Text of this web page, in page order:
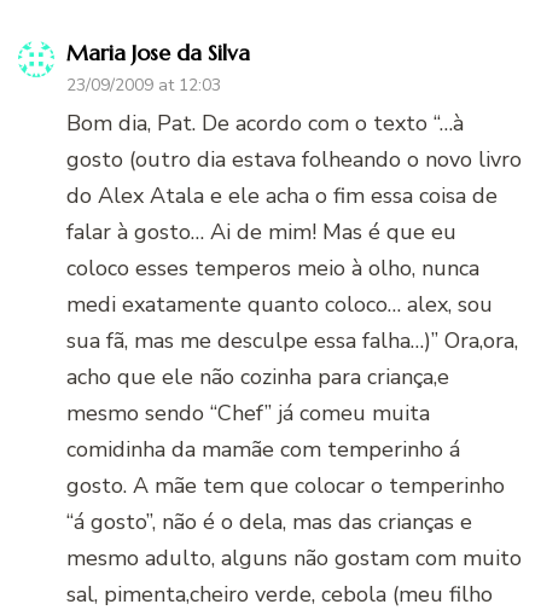
Maria Jose da Silva
23/09/2009 at 12:03
Bom dia, Pat. De acordo com o texto “…à
gosto (outro dia estava folheando o novo livro
do Alex Atala e ele acha o fim essa coisa de
falar à gosto… Ai de mim! Mas é que eu
coloco esses temperos meio à olho, nunca
medi exatamente quanto coloco… alex, sou
sua fã, mas me desculpe essa falha…)” Ora,ora,
acho que ele não cozinha para criança,e
mesmo sendo “Chef” já comeu muita
comidinha da mamãe com temperinho á
gosto. A mãe tem que colocar o temperinho
“á gosto”, não é o dela, mas das crianças e
mesmo adulto, alguns não gostam com muito
sal, pimenta,cheiro verde, cebola (meu filho